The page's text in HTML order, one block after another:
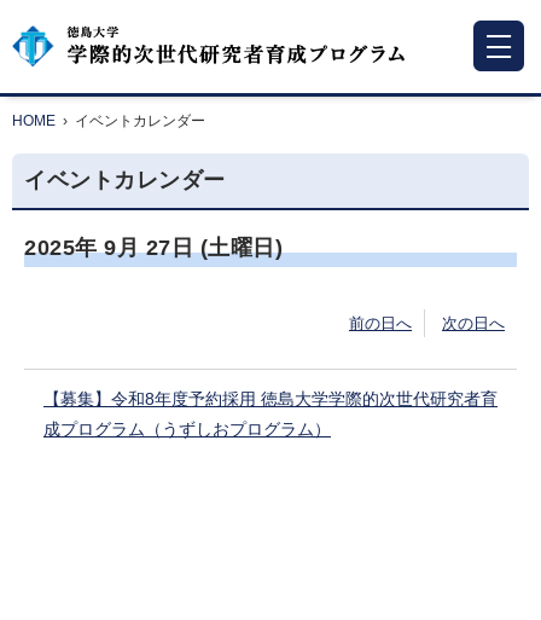
HOME › イベントカレンダー
イベントカレンダー
2025年 9月 27日 (土曜日)
前の日へ 次の日へ
【募集】令和8年度予約採用 徳島大学学際的次世代研究者育
成プログラム（うずしおプログラム）